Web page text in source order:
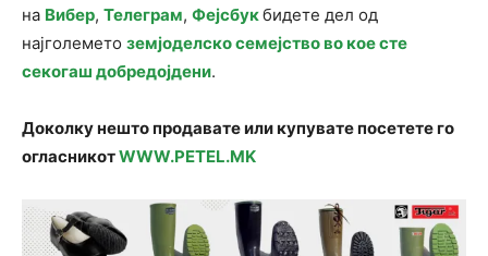
на Вибер, Телеграм, Фејсбукбидете дел од
најголемето земјоделско семејство во кое сте
секогаш добредојдени.
Доколку нешто продавате или купувате посетете го
огласникотWWW.PETEL.MK